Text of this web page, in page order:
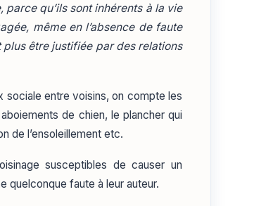
qu’ils sont inhérents à la vie
même en l’absence de faute
être justifiée par des relations
sociale entre voisins, on compte les
de chien, le plancher qui
de l’ensoleillement etc.
susceptibles de causer un
quelconque faute à leur auteur.